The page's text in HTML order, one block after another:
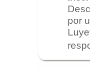
por